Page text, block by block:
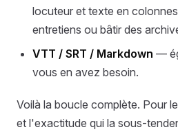
locuteur et texte en
entretiens ou bâtir des
VTT / SRT / Markdown —
vous en avez besoin.
Voilà la boucle complète. Pour
et l'exactitude qui la sous-